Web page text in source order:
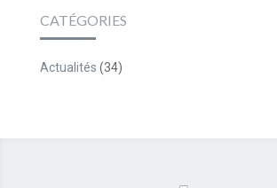
CATÉGORIES
Actualités (34)